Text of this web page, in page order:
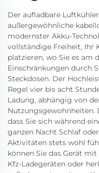
Der aufladbare
außergewöhnliche
modernster Akku-
vollständige Freiheit, Ihr
platzieren, wo Sie es am
Einschränkungen durch
Steckdosen. Der
Regel vier bis acht
Ladung, abhängig von
Nutzungsgewohnheiten.
dass Sie sich während
ganzen Nacht Schlaf
Aktivitäten stets wohl
können Sie das Gerät
Kfz-Ladegeräten oder